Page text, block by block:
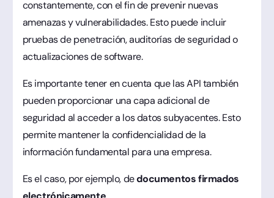
constantemente, con el fin de prevenir nuevas
amenazas y vulnerabilidades. Esto puede incluir
pruebas de penetración, auditorías de seguridad o
actualizaciones de software.
Es importante tener en cuenta que las API también
pueden proporcionar una capa adicional de
seguridad al acceder a los datos subyacentes. Esto
permite mantener la confidencialidad de la
información fundamental para una empresa.
Es el caso, por ejemplo, dedocumentos firmados